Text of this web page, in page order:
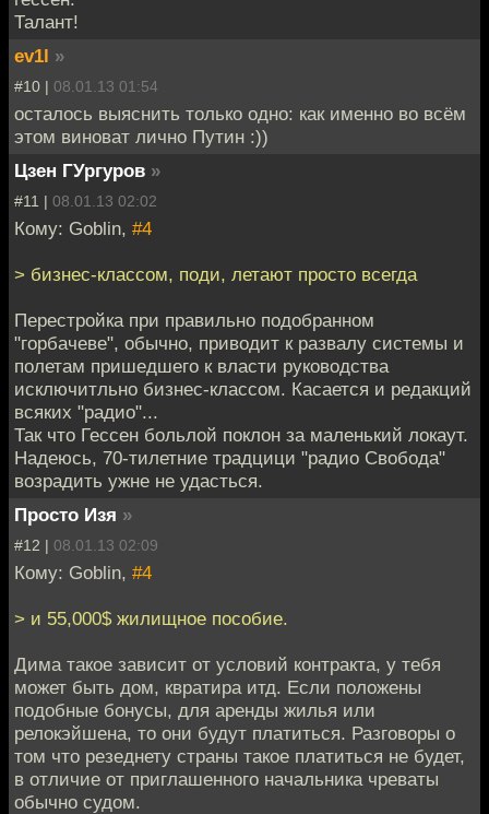
Талант!
ev1l »
#10 | 08.01.13 01:54
осталось выяснить только одно: как именно во всём
этом виноват лично Путин :))
Цзен ГУргуров »
#11 | 08.01.13 02:02
Кому: Goblin, #4
> бизнес-классом, поди, летают просто всегда
Перестройка при правильно подобранном
"горбачеве", обычно, приводит к развалу системы и
полетам пришедшего к власти руководства
исключитльно бизнес-классом. Касается и редакций
всяких "радио"...
Так что Гессен больлой поклон за маленький локаут.
Надеюсь, 70-тилетние традцици "радио Свобода"
возрадить ужне не удасться.
Просто Изя »
#12 | 08.01.13 02:09
Кому: Goblin, #4
> и 55,000$ жилищное пособие.
Дима такое зависит от условий контракта, у тебя
может быть дом, квратира итд. Если положены
подобные бонусы, для аренды жилья или
релокэйшена, то они будут платиться. Разговоры о
том что резеднету страны такое платиться не будет,
в отличие от приглашенного начальника чреваты
обычно судом.